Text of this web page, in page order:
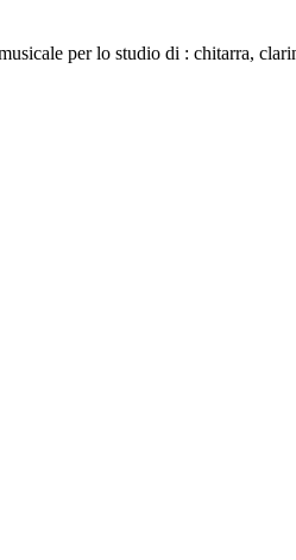
per lo studio di : chitarra,